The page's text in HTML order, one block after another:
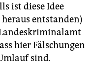
ist diese Idee
entstanden)
hier Fälschungen
sind.